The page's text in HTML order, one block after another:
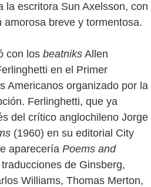
la escritora Sun Axelsson, con
breve y tormentosa.
con los beatniks Allen
en el Primer
Americanos organizado por la
Ferlinghetti, que ya
del crítico anglochileno Jorge
(1960) en su editorial City
aparecería Poems and
de Ginsberg,
Williams, Thomas Merton,